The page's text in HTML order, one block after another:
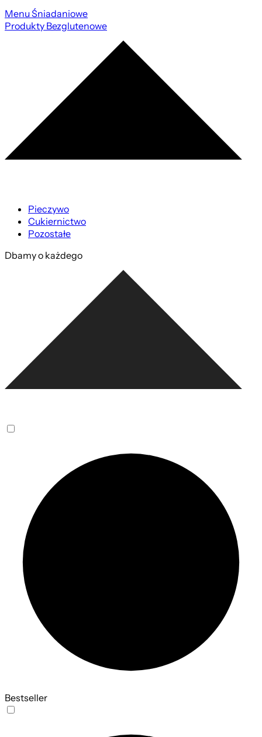
Menu Śniadaniowe
Produkty Bezglutenowe
Pieczywo
Cukiernictwo
Pozostałe
Dbamy o każdego
Bestseller